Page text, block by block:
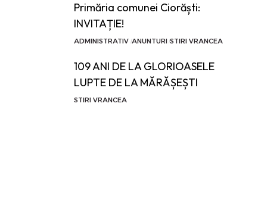
Primăria comunei Ciorăști:
INVITAȚIE!
ADMINISTRATIV ANUNTURI STIRI VRANCEA
109 ANI DE LA GLORIOASELE
LUPTE DE LA MĂRĂȘEȘTI
STIRI VRANCEA